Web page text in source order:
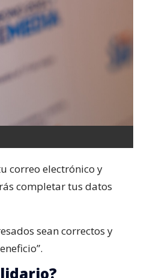
correo electrónico y
completar tus datos
sean correctos y